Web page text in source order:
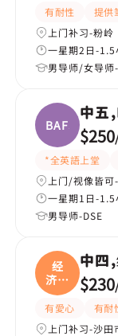
有耐性 提供
上门补习-粉岭
一星期2日-
男导师/女导师
BAFS
中五
$250/
*全英語上堂
上门/视像皆可
一星期1日-
男导师-DSE
经
济、
BA
中四
$230/
有愛心 有耐
上门补习-沙田